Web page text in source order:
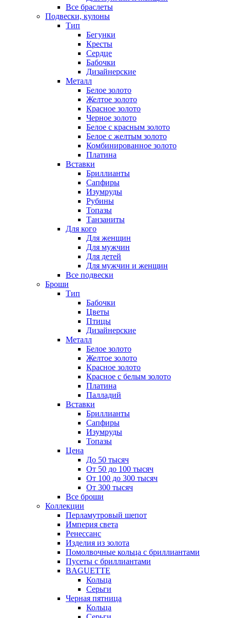
Все браслеты
Подвески, кулоны
Тип
Бегунки
Кресты
Сердце
Бабочки
Дизайнерские
Металл
Белое золото
Желтое золото
Красное золото
Черное золото
Белое с красным золото
Белое с желтым золото
Комбинированное золото
Платина
Вставки
Бриллианты
Сапфиры
Изумруды
Рубины
Топазы
Танзаниты
Для кого
Для женщин
Для мужчин
Для детей
Для мужчин и женщин
Все подвески
Броши
Тип
Бабочки
Цветы
Птицы
Дизайнерские
Металл
Белое золото
Желтое золото
Красное золото
Красное с белым золото
Платина
Палладий
Вставки
Бриллианты
Сапфиры
Изумруды
Топазы
Цена
До 50 тысяч
От 50 до 100 тысяч
От 100 до 300 тысяч
От 300 тысяч
Все броши
Коллекции
Перламутровый шепот
Империя света
Ренессанс
Изделия из золота
Помолвочные кольца с бриллиантами
Пусеты с бриллиантами
BAGUETTE
Кольца
Серьги
Черная пятница
Кольца